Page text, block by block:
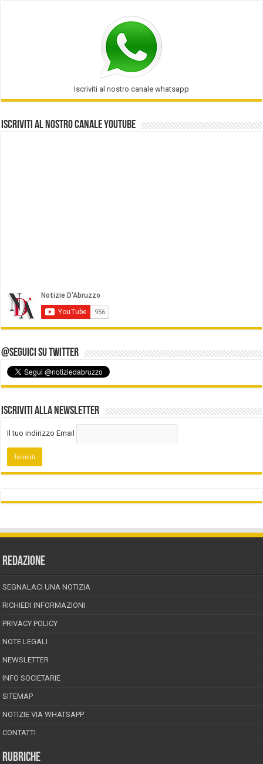
Iscriviti al nostro canale whatsapp
Iscriviti al nostro Canale Youtube
@Seguici su Twitter
Iscriviti alla Newsletter
Il tuo indirizzo Email
REDAZIONE
SEGNALACI UNA NOTIZIA
RICHIEDI INFORMAZIONI
PRIVACY POLICY
NOTE LEGALI
NEWSLETTER
INFO SOCIETARIE
SITEMAP
NOTIZIE VIA WHATSAPP
CONTATTI
RUBRICHE